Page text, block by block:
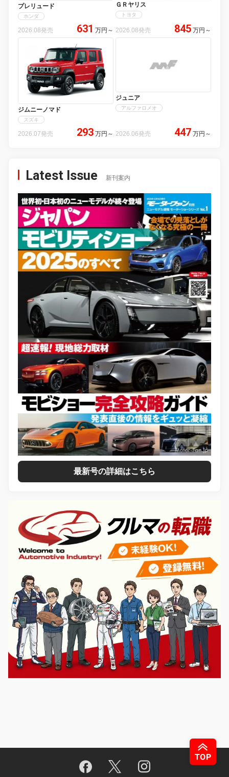
プレリュード
ホンダ
2026.08発売 631 万円 ～
ＧＲヤリス
トヨタ
2026.08発売 845 万円 ～
ジムニーノマド
スズキ
2026.07発売 293 万円 ～
ジュニア
アルファロメオ
2026.06発売 447 万円 ～
Latest Issue 新刊案内
最新号の詳細はこちら